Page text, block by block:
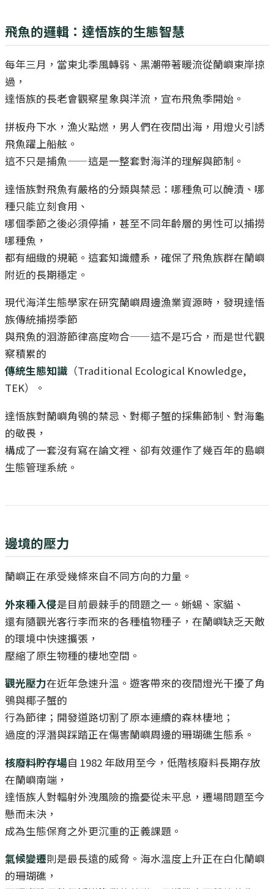
飛魚的邏輯：達悟族的生態智慧
每年三月，當東北季風轉弱、黑潮帶著暖流從蘭嶼東岸掠
過，
達悟族的長老會觀察星象與洋流，宣布飛魚季開始。
拼板舟下水，漁火點燃，男人們在夜間出海，用燈火引誘
飛魚躍上船舷。
這不只是捕魚——這是一整套對海洋的理解與節制。
達悟族對飛魚有嚴格的分類與禁忌：哪種魚可以醃漬、哪
種只能立刻食用、
哪個季節之後必須停捕，甚至不同年齡層的男性可以捕撈
哪種魚，
都有細緻的規範。這套知識體系，確保了飛魚族群在蘭嶼
附近的長期穩定。
現代海洋生態學家在研究蘭嶼周邊漁業資源時，發現達悟
族傳統捕撈季節
與飛魚的洄游節律高度吻合——這不是巧合，而是世代觀
察積累的
傳統生態知識 （Traditional Ecological Knowledge,
TEK）。
達悟族對蘭嶼角鴞的禁忌、對椰子蟹的採集節制、對海龜
的敬畏，
構成了一套沒有寫在論文裡、卻有效運作了幾百年的島嶼
生態管理系統。
邊境的壓力
蘭嶼正在承受幾條來自不同方向的力量。
外來種入侵是目前最棘手的問題之一。蜥蜴、家貓、
還有隨觀光客行李而來的各種植物種子，在蘭嶼缺乏天敵
的環境中快速擴張，
壓縮了原生物種的棲地空間。
觀光壓力在近年急速升溫。遊客帶來的夜間燈光干擾了角
鴞與椰子蟹的
行為節律；開發道路切割了原本連續的森林棲地；
過度的浮潛與踩踏正在傷害蘭嶼周邊的珊瑚礁生態系。
核廢料貯存場自 1982 年啟用至今，低階核廢料長期存放
在蘭嶼南端，
達悟族人對輻射外洩風險的擔憂從未平息，遷場問題至今
懸而未決，
成為生態保育之外更沉重的正義課題。
氣候變遷則是最長遠的威脅。海水溫度上升正在白化蘭嶼
的珊瑚礁，